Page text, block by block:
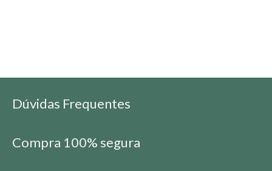
Dúvidas Frequentes
Compra 100% segura